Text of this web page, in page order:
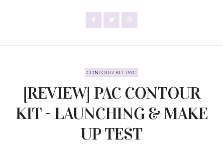
CONTOUR KIT PAC
[REVIEW] PAC CONTOUR
KIT - LAUNCHING & MAKE
UP TEST